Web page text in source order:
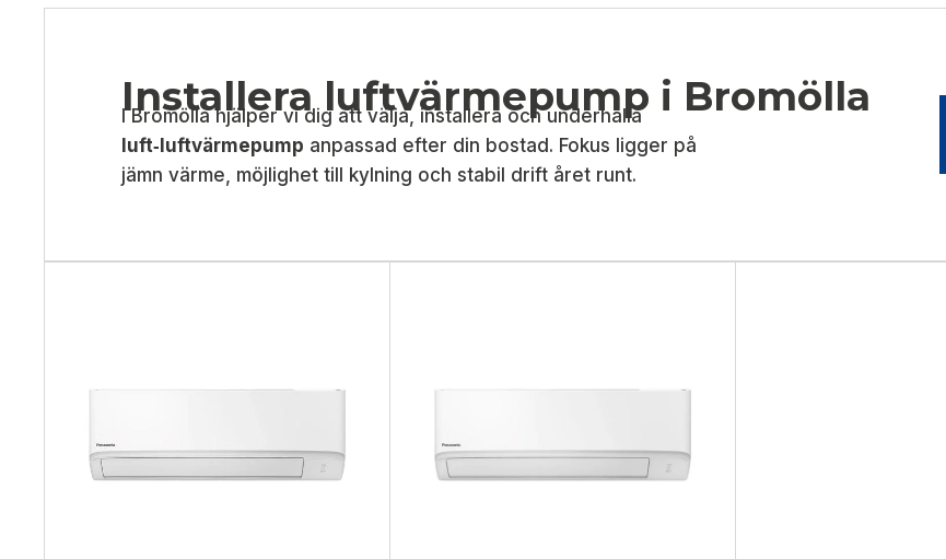
Installera luftvärmepump i Bromölla
I Bromölla hjälper vi dig att välja, installera och underhålla
luft‑luftvärmepump anpassad efter din bostad. Fokus ligger på
jämn värme, möjlighet till kylning och stabil drift året runt.